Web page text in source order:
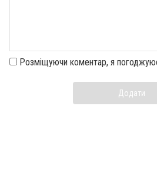
Розміщуючи коментар, я
Додати